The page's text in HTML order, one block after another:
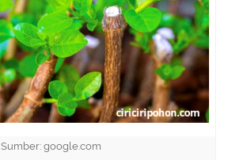
Sumber: google.com